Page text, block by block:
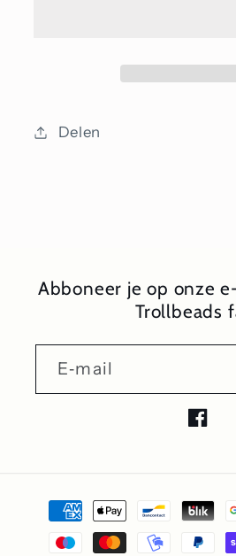
Delen
Abboneer je op onze
Trollbeads
E‑mail
Betaalmethoden